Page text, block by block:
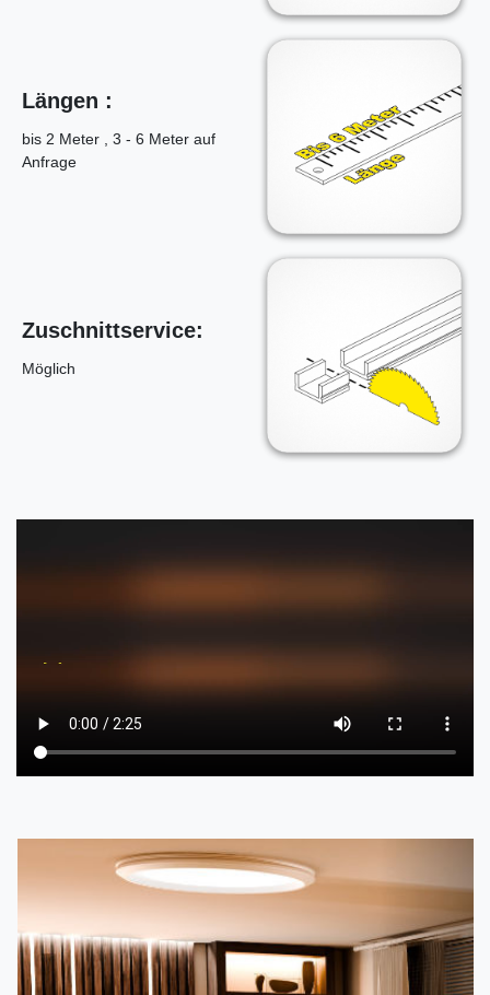
Längen :
bis 2 Meter , 3 - 6 Meter auf
Anfrage
Zuschnittservice:
Möglich